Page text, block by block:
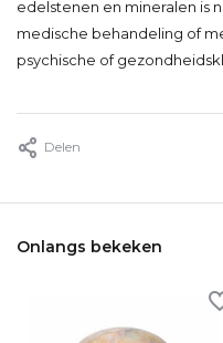
edelstenen en mineralen is
medische behandeling of
psychische of
Delen
Onlangs bekeken